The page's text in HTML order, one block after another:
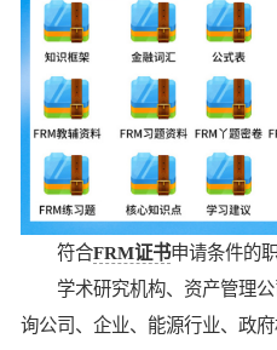
符合FRM证书申请条件的
学术研究机构、资产管理
询公司、企业、能源行业、政